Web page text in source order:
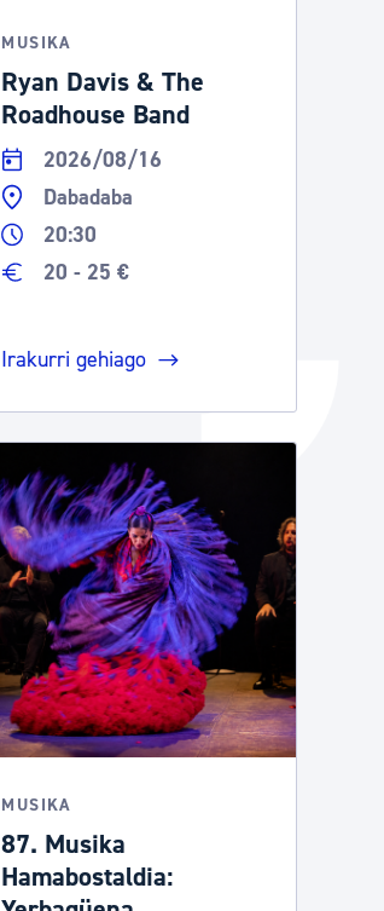
Izapideen katalogoa
Tramitaziorako laguntza
MUSIKA
Ryan Davis & The
Roadhouse Band
2026/08/16
Dabadaba
20:30
20 - 25 €
Irakurri gehiago
MUSIKA
87. Musika
Hamabostaldia: